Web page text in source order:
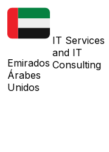
Emirados
Árabes
Unidos
IT Services
and IT
Consulting